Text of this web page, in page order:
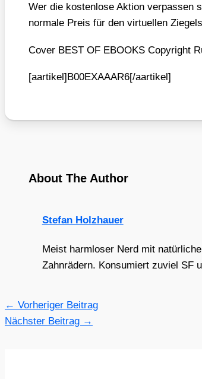
Wer die kos­ten­lo­se Akti­on ver­pas­sen
nor­ma­le Preis für den vir­tu­el­len
Cover BEST OF EBOOKS Copy­right
[aartikel]B00EXAAAR6[/aartikel]
About The Author
Stefan Holzhauer
Meist harmloser Nerd mit
Zahnrädern. Konsumiert zuviel SF
← Vorheriger Beitrag
Nächster Beitrag →